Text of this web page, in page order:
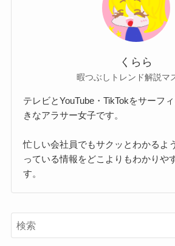
くらら
暇つぶしトレンド解説マ
テレビとYouTube・TikTokをサーフ
きなアラサー女子です。
忙しい会社員でもサクッとわかるよ
っている情報をどこよりもわかりや
す。